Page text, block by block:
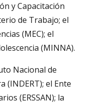
y Capacitación
de Trabajo; el
(MEC); el
(MINNA).
Nacional de
(INDERT); el Ente
(ERSSAN); la